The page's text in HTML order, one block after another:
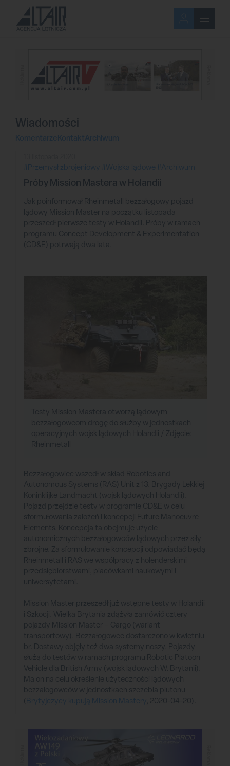
Wiadomości
KomentarzeKontaktArchiwum
#Przemysł zbrojeniowy #Wojska lądowe #Archiwum
Próby Mission Mastera w Holandii
Jak poinformował Rheinmetall bezzałogowy pojazd
lądowy Mission Master na początku listopada
przeszedł pierwsze testy w Holandii. Próby w ramach
programu Concept Development & Experimentation
(CD&E) potrwają dwa lata.
Bezzałogowiec wszedł w skład Robotics and
Autonomous Systems (RAS) Unit z 13. Brygady Lekkiej
Koninklijke Landmacht (wojsk lądowych Holandii).
Pojazd przejdzie testy w programie CD&E w celu
sformułowania założeń i koncepcji Future Manoeuvre
Elements. Koncepcja ta obejmuje użycie
autonomicznych bezzałogowców lądowych przez siły
zbrojne. Za sformułowanie koncepcji odpowiadać będą
Rheinmetall i RAS we współpracy z holenderskimi
przedsiębiorstwami, placówkami naukowymi i
uniwersytetami.
Mission Master przeszedł już wstępne testy w Holandii
i Szkocji. Wielka Brytania zdążyła zamówić cztery
pojazdy Mission Master – Cargo (wariant
transportowy). Bezzałogowce dostarczono w kwietniu
br. Dostawy objęły też dwa systemy noszy. Pojazdy
służą do testów w ramach programu Robotic Platoon
Vehicle dla British Army (wojsk lądowych W. Brytanii).
Ma on na celu określenie użyteczności lądowych
bezzałogowców w jednostkach szczebla plutonu
( Brytyjczycy kupują Mission Mastery , 2020-04-20).